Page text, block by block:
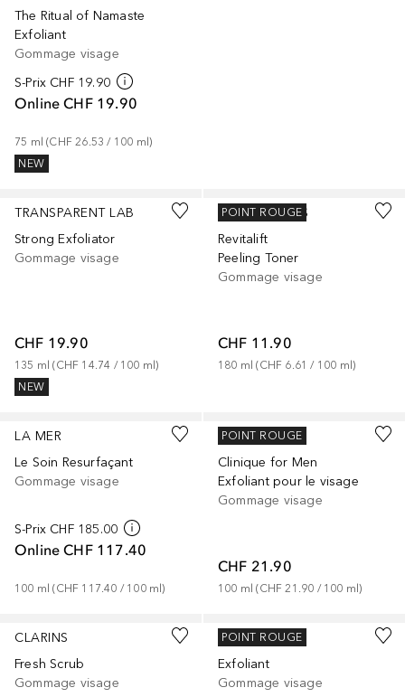
The Ritual of Namaste
Exfoliant
Gommage visage
S-Prix CHF 19.90
Online CHF 19.90
75 ml (CHF 26.53 / 100 ml)
NEW
TRANSPARENT LAB
Strong Exfoliator
Gommage visage
CHF 19.90
135 ml (CHF 14.74 / 100 ml)
NEW
L’ORÉAL PARIS
Revitalift
Peeling Toner
Gommage visage
CHF 11.90
180 ml (CHF 6.61 / 100 ml)
POINT ROUGE
LA MER
Le Soin Resurfaçant
Gommage visage
S-Prix CHF 185.00
Online CHF 117.40
100 ml (CHF 117.40 / 100 ml)
CLINIQUE
Clinique for Men
Exfoliant pour le visage
Gommage visage
CHF 21.90
100 ml (CHF 21.90 / 100 ml)
POINT ROUGE
CLARINS
Fresh Scrub
Gommage visage
CLINIQUE
Exfoliant
Gommage visage
POINT ROUGE